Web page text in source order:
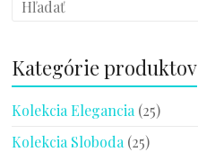
Kategórie produktov
Kolekcia Elegancia (25)
Kolekcia Sloboda (25)